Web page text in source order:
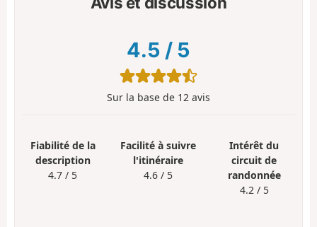
4.5 / 5
Sur la base de 12 avis
Fiabilité de la
description
4.7 / 5
Facilité à suivre
l'itinéraire
4.6 / 5
Intérêt du
circuit de
randonnée
4.2 / 5